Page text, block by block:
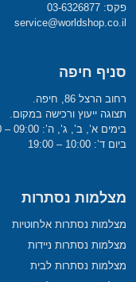
פקס: 03-6326877
service@worldshop.co.il
סניף חיפה
רחוב הרצל 86, חיפה.
תצוגה ייעוץ ורכישה במקום.
בימים א’, ב’, ג’, ה’: 09:00 – 18:00
ביום ד’: 10:00 – 19:00
מצלמות נסתרות
מצלמות נסתרות אלחוטיות
מצלמות נסתרות ניידות
מצלמות נסתרות לבית